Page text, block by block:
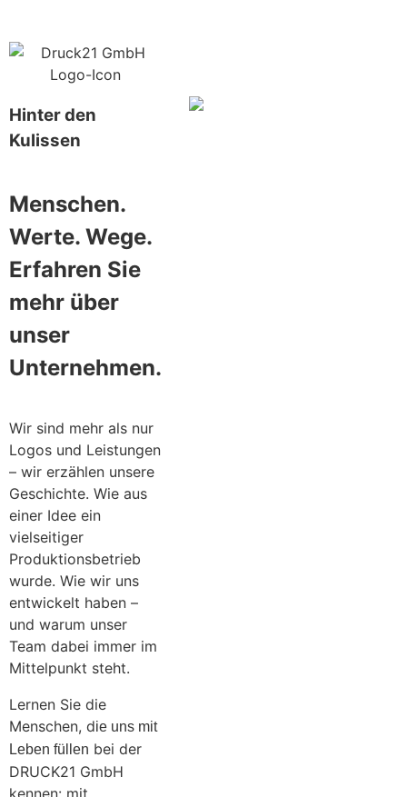
Hinter den
Kulissen
Menschen.
Werte. Wege.
Erfahren Sie
mehr über
unser
Unternehmen.
Wir sind mehr als nur
Logos und Leistungen
– wir erzählen unsere
Geschichte. Wie aus
einer Idee ein
vielseitiger
Produktionsbetrieb
wurde. Wie wir uns
entwickelt haben –
und warum unser
Team dabei immer im
Mittelpunkt steht.
Lernen Sie die
Menschen, die uns mit
Leben füllen bei der
DRUCK21 GmbH